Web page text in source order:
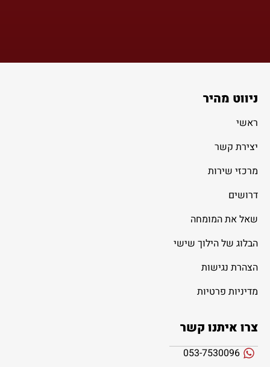
ניווט מהיר
ראשי
יצירת קשר
מרכזי שירות
דרושים
שאל את המומחה
הבלוג של הילוך שישי
הצהרת נגישות
מדיניות פרטיות
צרו איתנו קשר
053-7530096